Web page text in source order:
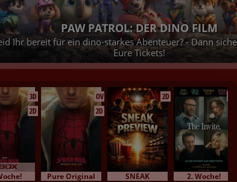
DETECTIVE CONAN - DER GEFALLENE
Der neueste Kriminalfall, den der Meisterdedektiv zu
25.08.2026 bei uns im Kino - Jetzt Tickets
3D
2D
OV
2D
Pure Original
2D
SNEAK 2. Woche!